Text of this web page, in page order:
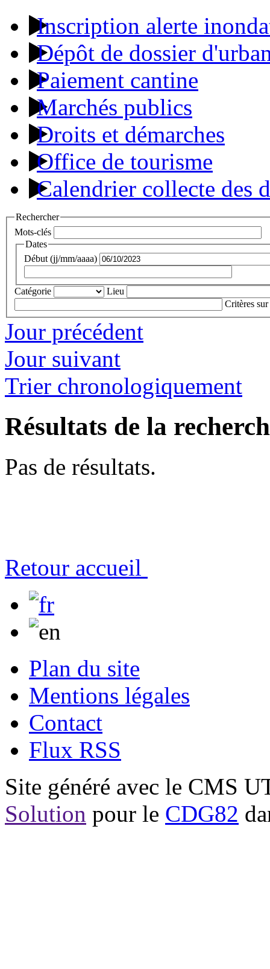
Inscription alerte
Dépôt de dossier
Paiement cantine
Marchés publics
Droits et démarches
Office de tourisme
Calendrier collecte des
Rechercher
Mots-clés
Dates
Début (jj/mm/aaaa)
Catégorie
Lieu
Critères sur
Jour précédent
Jour suivant
Trier chronologiquement
Résultats de la
Pas de résultats.
Retour accueil
Plan du site
Mentions légales
Contact
Flux RSS
Site généré avec le CMS
Solution pour le CDG82